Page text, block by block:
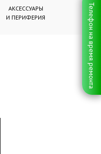
Телефон на время ремонта
АКСЕССУАРЫ
И ПЕРИФЕРИЯ